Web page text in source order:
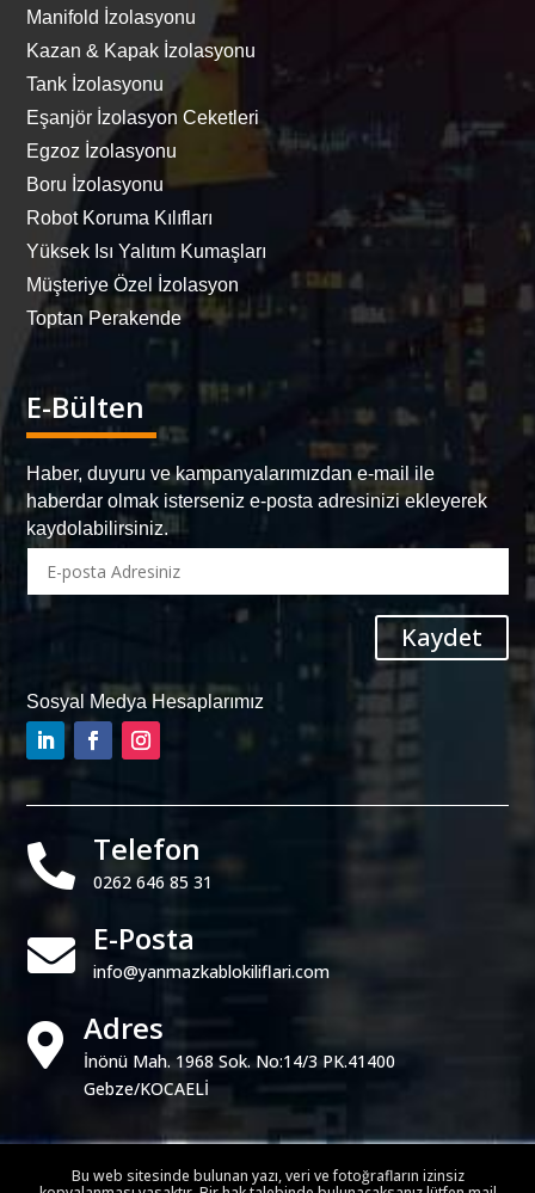
Manifold İzolasyonu
Kazan & Kapak İzolasyonu
Tank İzolasyonu
Eşanjör İzolasyon Ceketleri
Egzoz İzolasyonu
Boru İzolasyonu
Robot Koruma Kılıfları
Yüksek Isı Yalıtım Kumaşları
Müşteriye Özel İzolasyon
Toptan Perakende
E-Bülten
Haber, duyuru ve kampanyalarımızdan e-mail ile
haberdar olmak isterseniz e-posta adresinizi ekleyerek
kaydolabilirsiniz.
Kaydet
Sosyal Medya Hesaplarımız
 Telefon
0262 646 85 31
 E-Posta
info@yanmazkablokiliflari.com
 Adres
İnönü Mah. 1968 Sok. No:14/3 PK.41400
Gebze/KOCAELİ
Bu web sitesinde bulunan yazı, veri ve fotoğrafların izinsiz